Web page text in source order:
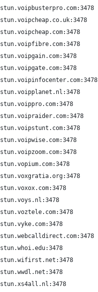
stun.voipbusterpro.com:3478
stun.voipcheap.co.uk:3478
stun.voipcheap.com:3478
stun.voipfibre.com:3478
stun.voipgain.com:3478
stun.voipgate.com:3478
stun.voipinfocenter.com:3478
stun.voipplanet.nl:3478
stun.voippro.com:3478
stun.voipraider.com:3478
stun.voipstunt.com:3478
stun.voipwise.com:3478
stun.voipzoom.com:3478
stun.vopium.com:3478
stun.voxgratia.org:3478
stun.voxox.com:3478
stun.voys.nl:3478
stun.voztele.com:3478
stun.vyke.com:3478
stun.webcalldirect.com:3478
stun.whoi.edu:3478
stun.wifirst.net:3478
stun.wwdl.net:3478
stun.xs4all.nl:3478